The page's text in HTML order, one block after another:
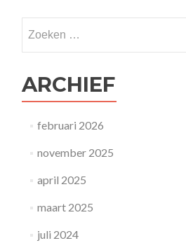
ARCHIEF
februari 2026
november 2025
april 2025
maart 2025
juli 2024